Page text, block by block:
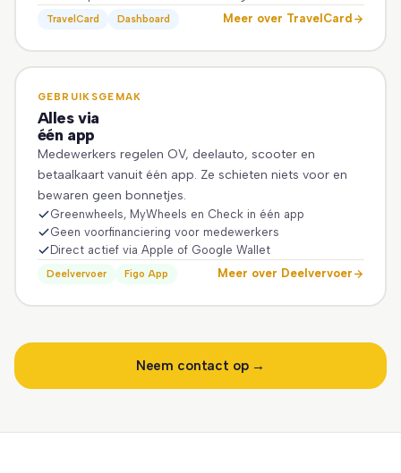
TravelCard Dashboard Meer over TravelCard
GEBRUIKSGEMAK
Alles via
één app
Medewerkers regelen OV, deelauto, scooter en
betaalkaart vanuit één app. Ze schieten niets voor en
bewaren geen bonnetjes.
Greenwheels, MyWheels en Check in één app
Geen voorfinanciering voor medewerkers
Direct actief via Apple of Google Wallet
Deelvervoer Figo App Meer over Deelvervoer
Neem contact op →